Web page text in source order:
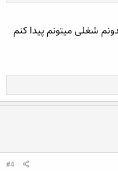
شغلی میتونم پیدا کنم
#4